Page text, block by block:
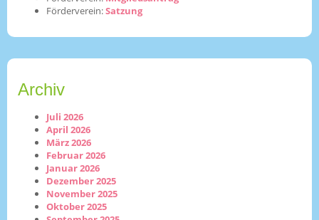
Förderverein:Satzung
Archiv
Juli 2026
April 2026
März 2026
Februar 2026
Januar 2026
Dezember 2025
November 2025
Oktober 2025